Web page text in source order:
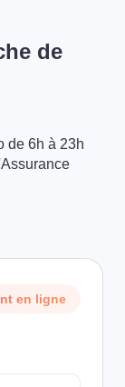
de
de 6h à 23h
en ligne